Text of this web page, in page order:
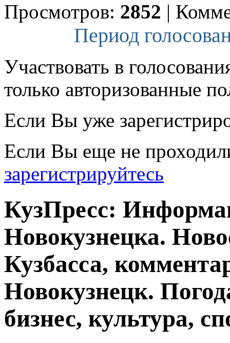
Просмотров: 2852 |
Период
Участвовать в
только авторизованные
Если Вы уже
Если Вы еще не
зарегистрируйтесь
КузПресс:
Новокузнецка.
Кузбасса,
Новокузнецк.
бизнес, культура,